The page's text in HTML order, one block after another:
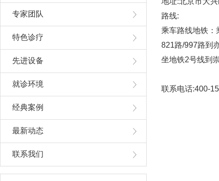
专家团队
特色诊疗
先进设备
就诊环境
经典案例
最新动态
联系我们
路线:
乘车路线地铁：
821路/997路到
坐地铁2号线到
联系电话:400-